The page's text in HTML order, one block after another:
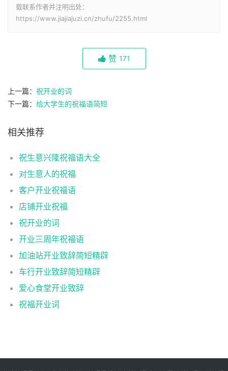
载联系作者并注明出处：
https://www.jiajiajuzi.cn/zhufu/2255.html
赞 171
上一篇： 祝开业的词
下一篇： 给大学生的祝福语简短
相关推荐
祝生意兴隆祝福语大全
对生意人的祝福
客户开业祝福语
店铺开业祝福
祝开业的词
开业三周年祝福语
加油站开业致辞简短精辟
车行开业致辞简短精辟
爱心食堂开业致辞
祝福开业词